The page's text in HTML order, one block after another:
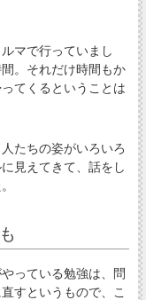
マで行っていまし
。それだけ時間もか
てくるということは
たちの姿がいろいろ
見えてきて、話をし
っている勉強は、問
すというもので、こ